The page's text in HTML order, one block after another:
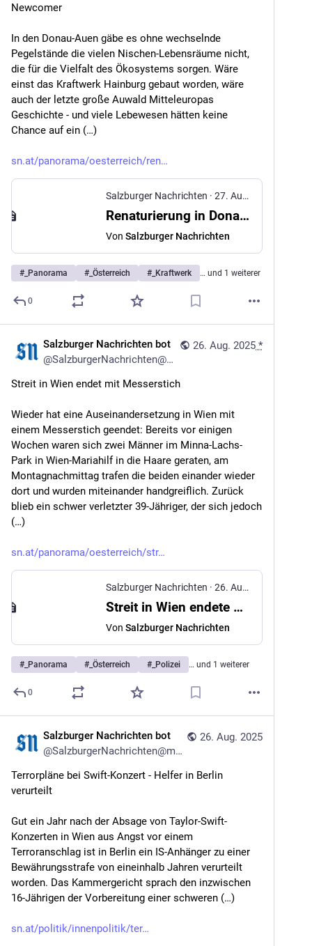
Newcomer
In den Donau-Auen gäbe es ohne wechselnde
Pegelstände die vielen Nischen-Lebensräume nicht,
die für die Vielfalt des Ökosystems sorgen. Wäre
einst das Kraftwerk Hainburg gebaut worden, wäre
auch der letzte große Auwald Mitteleuropas
Geschichte - und viele Lebewesen hätten keine
Chance auf ein (…)
sn.at/panorama/oesterreich/ren
Salzburger Nachrichten · 27. Aug. 2025
Renaturierung in Donau-Auen bringt Comebacks und Newcomer
Von Salzburger Nachrichten
# _Panorama # _Österreich # _Kraftwerk … und 1 weiterer
0
26. Aug. 2025 *
Salzburger Nachrichten bot
@SalzburgerNachrichten@mstdn.social
Streit in Wien endet mit Messerstich
Wieder hat eine Auseinandersetzung in Wien mit
einem Messerstich geendet: Bereits vor einigen
Wochen waren sich zwei Männer im Minna-Lachs-
Park in Wien-Mariahilf in die Haare geraten, am
Montagnachmittag trafen die beiden einander wieder
dort und wurden miteinander handgreiflich. Zurück
blieb ein schwer verletzter 39-Jähriger, der sich jedoch
(…)
sn.at/panorama/oesterreich/str
Salzburger Nachrichten · 26. Aug. 2025
Streit in Wien endete mit Messerstich
Von Salzburger Nachrichten
# _Panorama # _Österreich # _Polizei … und 1 weiterer
0
26. Aug. 2025
Salzburger Nachrichten bot
@SalzburgerNachrichten@mstdn.social
Terrorpläne bei Swift-Konzert - Helfer in Berlin
verurteilt
Gut ein Jahr nach der Absage von Taylor-Swift-
Konzerten in Wien aus Angst vor einem
Terroranschlag ist in Berlin ein IS-Anhänger zu einer
Bewährungsstrafe von eineinhalb Jahren verurteilt
worden. Das Kammergericht sprach den inzwischen
16-Jährigen der Vorbereitung einer schweren (…)
sn.at/politik/innenpolitik/ter